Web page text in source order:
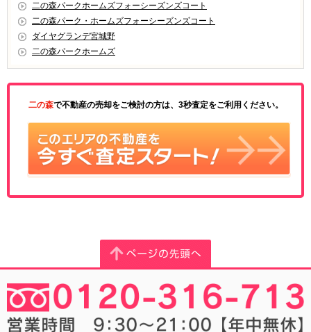
二の森パークホームズフォーシーズンズコート
二の森パーク・ホームズフォーシーズンズコート
ダイヤグランデ宮城野
二の森パークホームズ
二の森で不動産の売却をご検討の方は、3秒査定をご利用ください。